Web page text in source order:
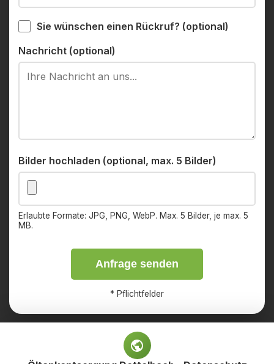
Sie wünschen einen Rückruf? (optional)
Nachricht (optional)
Bilder hochladen (optional, max. 5 Bilder)
Erlaubte Formate: JPG, PNG, WebP. Max. 5 Bilder, je max. 5
MB.
Anfrage senden
* Pflichtfelder